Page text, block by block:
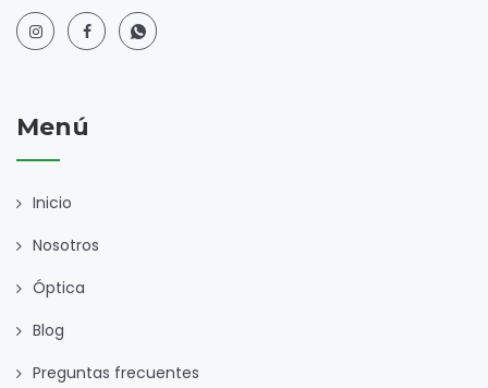
Menú
Inicio
Nosotros
Óptica
Blog
Preguntas frecuentes